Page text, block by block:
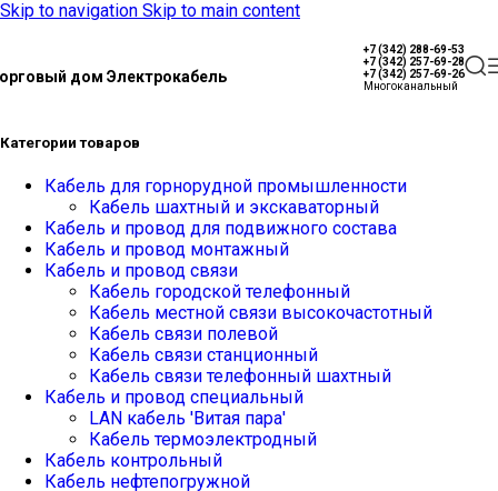
Skip to navigation Skip to main content
дом Электрокабель
+7 (342) 288-69-53
+7 (342) 257-69-28
+7 (342) 257-69-26
Многоканальный
Категории товаров
Кабель для горнорудной промышленности
Кабель шахтный и экскаваторный
Кабель и провод для подвижного состава
Кабель и провод монтажный
Кабель и провод связи
Кабель городской телефонный
Кабель местной связи высокочастотный
Кабель связи полевой
Кабель связи станционный
Кабель связи телефонный шахтный
Кабель и провод специальный
LAN кабель 'Витая пара'
Кабель термоэлектродный
Кабель контрольный
Кабель нефтепогружной